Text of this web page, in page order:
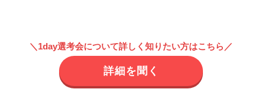
＼1day選考会について詳しく知りたい方はこちら／
詳細を聞く